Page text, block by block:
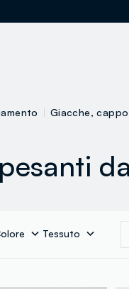
Giacche,
Tessuto